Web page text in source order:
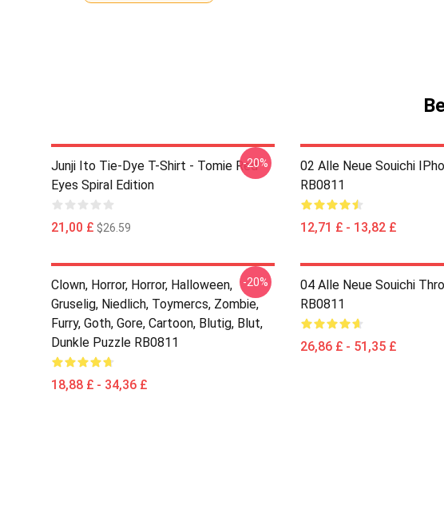
Junji Ito Tie-Dye T-Shirt - Tomie Red
Eyes Spiral Edition
21,00 £ $26.59
-20%
02 Alle Neue Souichi
RB0811
12,71 £ - 13,82 £
Clown, Horror, Horror, Halloween,
Gruselig, Niedlich, Toymercs, Zombie,
Furry, Goth, Gore, Cartoon, Blutig, Blut,
Dunkle Puzzle RB0811
18,88 £ - 34,36 £
-20%
04 Alle Neue Souichi
RB0811
26,86 £ - 51,35 £